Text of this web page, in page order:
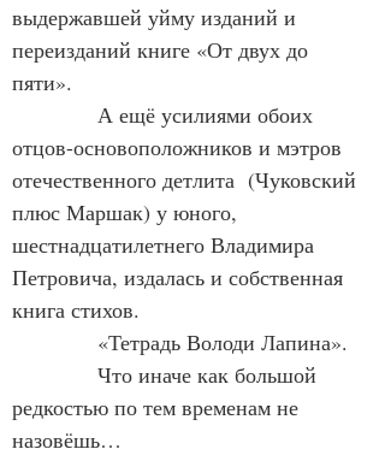
выдержавшей уйму изданий и
переизданий книге «От двух до
пяти».
А ещё усилиями обоих
отцов-основоположников и мэтров
отечественного детлита  (Чуковский
плюс Маршак) у юного,
шестнадцатилетнего Владимира
Петровича, издалась и собственная
книга стихов.
«Тетрадь Володи Лапина».
Что иначе как большой
редкостью по тем временам не
назовёшь…